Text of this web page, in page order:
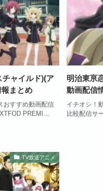
ャイルド)(ア
まとめ
おすすめ動画配信
PREMI...
明治東亰
動画配信
イチオシ！
比較配信サ
TV放送アニメ